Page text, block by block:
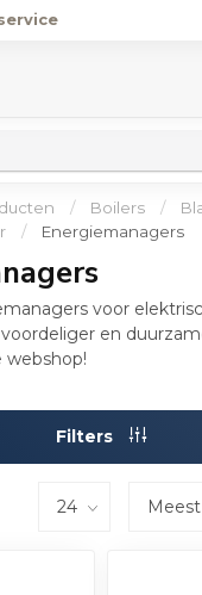
/ Boilers /
/ Energiemanagers
voor
en
webshop!
Filters